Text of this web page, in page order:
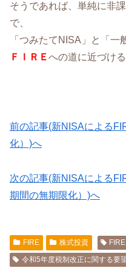
そうであれば、単純に非
で、
「つみたてNISA」と「
ＦＩＲＥへの道に近づけ
前の記事(新NISAによる
化）)へ
次の記事(新NISAによる
期間の無期限化）)へ
FIRE 株式投資 FIRE
令和5年度税制改正に関する要